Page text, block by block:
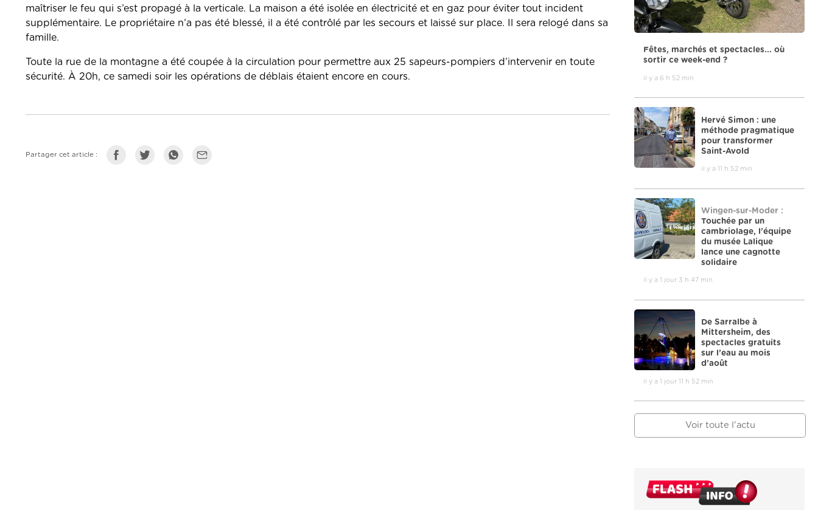
maîtriser le feu qui s’est propagé à la verticale. La maison a été isolée en électricité et en gaz pour éviter tout incident
supplémentaire. Le propriétaire n’a pas été blessé, il a été contrôlé par les secours et laissé sur place. Il sera relogé dans sa
famille.
Toute la rue de la montagne a été coupée à la circulation pour permettre aux 25 sapeurs-pompiers d’intervenir en toute
sécurité. À 20h, ce samedi soir les opérations de déblais étaient encore en cours.
Partager cet article :
Fêtes, marchés et spectacles... où
sortir ce week-end ?
il y a 6 h 52 min
Hervé Simon : une
méthode pragmatique
pour transformer
Saint-Avold
il y a 11 h 52 min
Wingen-sur-Moder :
Touchée par un
cambriolage, l’équipe
du musée Lalique
lance une cagnotte
solidaire
il y a 1 jour 3 h 47 min
De Sarralbe à
Mittersheim, des
spectacles gratuits
sur l’eau au mois
d’août
il y a 1 jour 11 h 52 min
Voir toute l'actu